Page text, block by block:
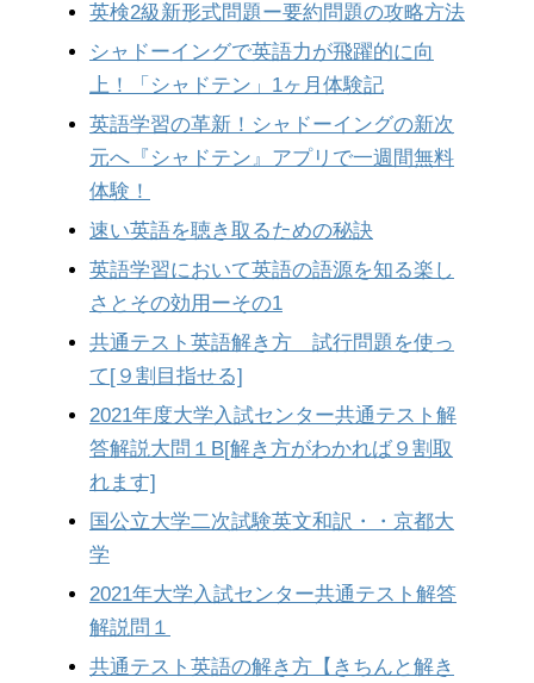
英検2級新形式問題ー要約問題の攻略方法
シャドーイングで英語力が飛躍的に向
上！「シャドテン」1ヶ月体験記
英語学習の革新！シャドーイングの新次
元へ『シャドテン』アプリで一週間無料
体験！
速い英語を聴き取るための秘訣
英語学習において英語の語源を知る楽し
さとその効用ーその1
共通テスト英語解き方 試行問題を使っ
て[９割目指せる]
2021年度大学入試センター共通テスト解
答解説大問１B[解き方がわかれば９割取
れます]
国公立大学二次試験英文和訳・・京都大
学
2021年大学入試センター共通テスト解答
解説問１
共通テスト英語の解き方【きちんと解き